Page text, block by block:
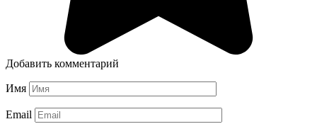
Добавить комментарий
Имя
Email